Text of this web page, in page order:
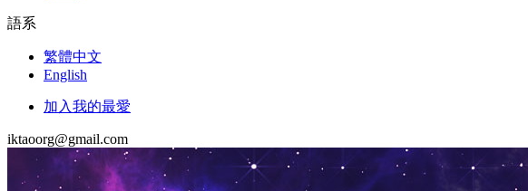
語系
繁體中文
English
加入我的最愛
iktaoorg@gmail.com